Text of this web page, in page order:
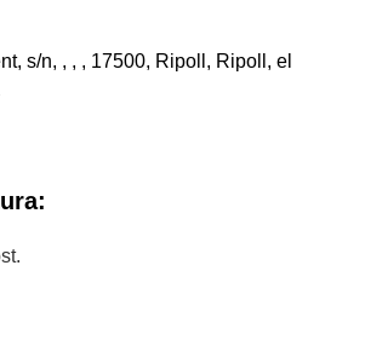
s/n, , , , 17500, Ripoll, Ripoll, el